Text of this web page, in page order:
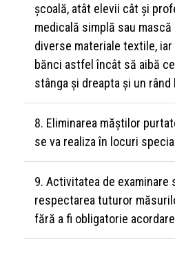
şcoală, atât elevii cât şi
medicală simplă sau
diverse materiale textile,
bănci astfel încât să aibă
stânga şi dreapta şi un
Eliminarea măştilor
se va realiza în locuri
Activitatea de examinare
respectarea tuturor
fără a fi obligatorie